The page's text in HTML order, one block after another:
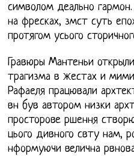
символом деально
на фресках, змст суть
протягом усього
Гравюры Мантеньи
трагизма в жестах и
Рафаеля працювали
вн був автором низки
просторове ршення
цього дивного свту нам,
нформуючи велична